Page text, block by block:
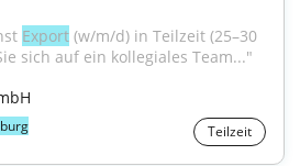
Export (w/m/d) in Teilzeit (25–30
sich auf ein kollegiales Team..."
Teilzeit